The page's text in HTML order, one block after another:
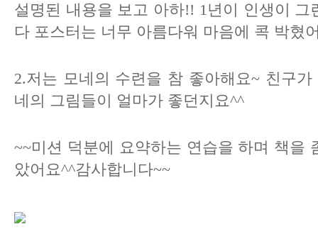
설명된 내용을 보고 아하!! 1년이 인생이 그
다 포스터는 너무 아름다워 마음에 콕 박혔
2.저는 모네의 수련을 참 좋아해요~ 친구
네의 그림들이 얼마가 좋던지요^^
~~미션 덕분에 요약하는 연습을 하며 책을
았어요^^감사합니다~~